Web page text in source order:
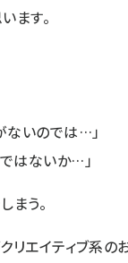
ます。
ないのでは…」
はないか…」
まう。
リエイティブ系